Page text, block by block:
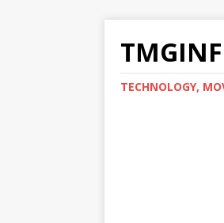
ТECHNOLOGY,